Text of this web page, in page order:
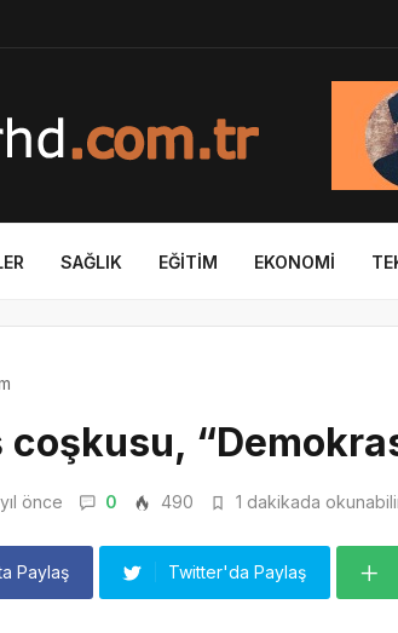
SAĞLIK EĞITIM EKONOMI
önce 0 490 1 dakikada
Paylaş Twitter'da Paylaş